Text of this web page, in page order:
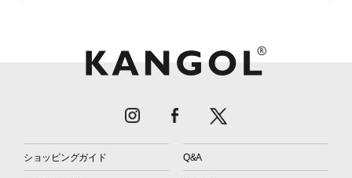
ショッピングガイド Q&A